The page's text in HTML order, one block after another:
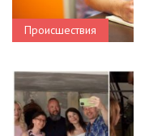
Происшествия